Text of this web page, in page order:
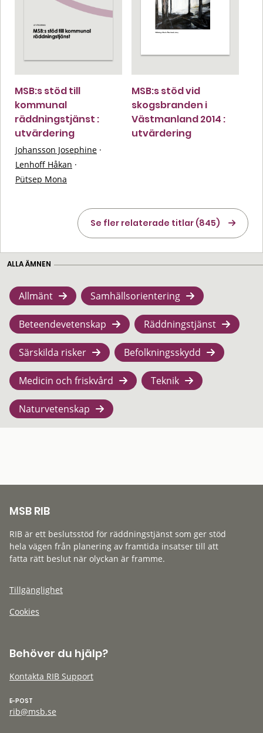
MSB:s stöd till
kommunal
räddningstjänst :
utvärdering
Johansson Josephine ·
Lenhoff Håkan ·
Pütsep Mona
MSB:s stöd vid
skogsbranden i
Västmanland 2014 :
utvärdering
Se fler relaterade titlar (845)
ALLA ÄMNEN
Allmänt Samhällsorientering
Beteendevetenskap Räddningstjänst
Särskilda risker Befolkningsskydd
Medicin och friskvård Teknik
Naturvetenskap
MSB RIB
RIB är ett beslutsstöd för räddningstjänst som ger stöd
hela vägen från planering av framtida insatser till att
fatta rätt beslut när olyckan är framme.
Tillgänglighet
Cookies
Behöver du hjälp?
Kontakta RIB Support
E-POST
rib@msb.se